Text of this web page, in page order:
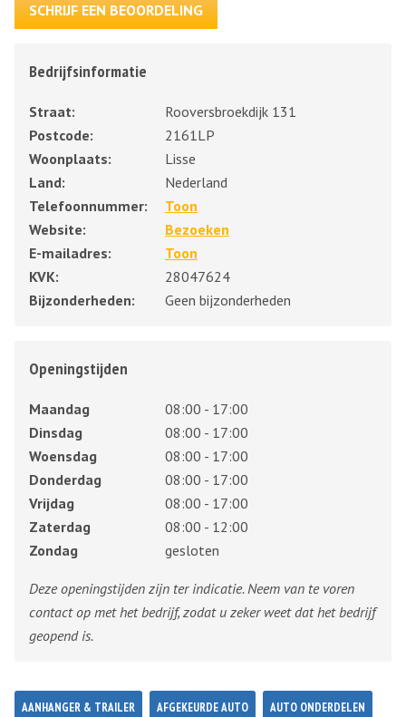
SCHRIJF EEN BEOORDELING
Bedrijfsinformatie
Straat:
Rooversbroekdijk 131
Postcode:
2161LP
Woonplaats:
Lisse
Land:
Nederland
Telefoonnummer:
Toon
Website:
Bezoeken
E-mailadres:
Toon
KVK:
28047624
Bijzonderheden:
Geen bijzonderheden
Openingstijden
Maandag
08:00 - 17:00
Dinsdag
08:00 - 17:00
Woensdag
08:00 - 17:00
Donderdag
08:00 - 17:00
Vrijdag
08:00 - 17:00
Zaterdag
08:00 - 12:00
Zondag
gesloten
Deze openingstijden zijn ter indicatie. Neem van te voren
contact op met het bedrijf, zodat u zeker weet dat het bedrijf
geopend is.
AANHANGER & TRAILER AFGEKEURDE AUTO AUTO ONDERDELEN